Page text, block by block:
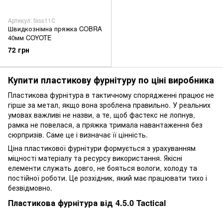
Купити пластикову фурнітуру по ціні виробника
Пластикова фурнітура в тактичному спорядженні працює не
гірше за метал, якщо вона зроблена правильно. У реальних
умовах важливі не назви, а те, щоб фастекс не лопнув,
рамка не повелася, а пряжка тримала навантаження без
сюрпризів. Саме це і визначає її цінність.
Ціна пластикової фурнітури формується з урахуванням
міцності матеріалу та ресурсу використання. Якісні
елементи служать довго, не бояться вологи, холоду та
постійної роботи. Це розхідник, який має працювати тихо і
безвідмовно.
Пластикова фурнітура від 4.5.0 Tactical
Артикул: fass11С
Швидкознімна пряжка COBRA
40мм COYOTE
72 грн